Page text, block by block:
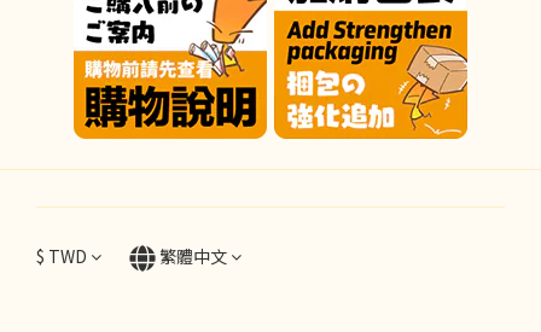
$ TWD 繁體中文